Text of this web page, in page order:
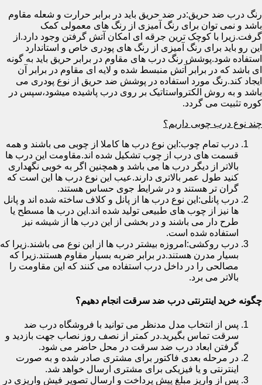
رنگ درب ضد حریق:در ضد حریق باید در برابر حرارت و شعله مقاوم
باشد و نمی توان برای رنگ آمیزی از رنگ های معمولی کمک
گرفت.زیرا با کوچک ترین جرقه ای امکان آتش گرفتن وجود دارد.از
این رو باید برای رنگ آمیزی از رنگ های پودری خاص و استاندارد
استفاده شود.پوشش رنگ درب های مقاوم در برابر حریق باید به گونه
ای باشد که در برابر آتش منبسط شده و لایه ای مقاوم در برابر آن
ایجاد کند.رنگ مورد استفاده در پوشش ضد حریق از نوع پودری می
باشد و به روش الکترواستاتیک بر روی درب پاشیده میشود،سپس در
کوره تثبیت می گردد.
چند نوع درب چوبی داریم؟
درب تمام چوب:این نوع درب ها کاملا از چوبی می باشند و همه
قسمت های درب از چوب تشکیل شده اند.مقاومت این درب ها
بالاتر از دیگر درب ها می باشد و همچنین اگر به خوبی نگهداری
کنید طول عمر بالاتری دارند.عیب این نوع درب ها این است که
گران تر هستند و در شرایط جوی حساس هستند.
درب پانلی:این نوع درب ها از پانل و کلاف ساخته شده اند و پانل
ها نیز از چوب های طبیعی تولید شده اند.این درب ها مسطح یا
طرح دار می باشند و در بخشی از این درب ها از شیشه نیز
استفاده شده است.
درب روکشی:امروزه بیشتر درب ها از این نوع می باشند.زیرا که
بسیار مدرن هستند.در برابر ضربه بسیار مقاوم هستند.زیرا که
مصالحی را در داخل درب استفاده می کنند که این مقاومت را
بالاتر می برد.
چگونه خرید اینترنتی درب ضد سرقت انجام دهیم؟
پس از انتخاب مدل مدنظر می توانید با فروشگاه درب ضد
سرقت تماس بگیرید.در کمتر از نصف روز نصاب جهت بازدید و
گرفتن ابعاد درب ضد سرقت در محل حاضر می شود.
در مرحله بعدی فاکتور برای مشتری صادر شده و به صورت
اینترنتی و یا فیزیکی برای مشتری ارسال خواهد شد.
پس از واریز مبلغ پیش پرداخت و ارسال تصویر فیش واریزی در